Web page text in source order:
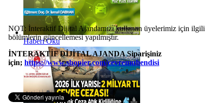
Haberi Oku
NOT: İnteraktif Dijital Ajandamızı kullanan üyelerimiz için ilgili
bölümlerin güncellemesi yapılmıştır.
İNTERAKTİF DİJİTAL AJANDA Siparişiniz
için;https://www.shopier.com/cevremuhendisi